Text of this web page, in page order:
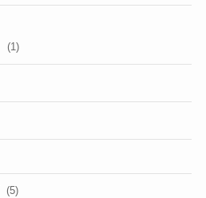
(1)
(5)